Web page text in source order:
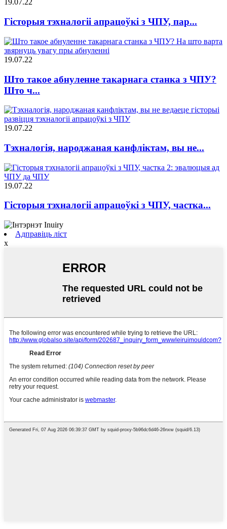
19.07.22
Гісторыя тэхналогіі апрацоўкі з ЧПУ, пар...
19.07.22
Што такое абнуленне такарнага станка з ЧПУ?
Што ч...
19.07.22
Тэхналогія, народжаная канфліктам, вы не...
19.07.22
Гісторыя тэхналогіі апрацоўкі з ЧПУ, частка...
Адправіць ліст
x